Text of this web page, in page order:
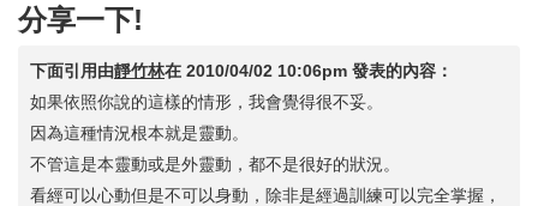
分享一下!
下面引用由靜竹林在 2010/04/02 10:06pm 發表的內容：
如果依照你說的這樣的情形，我會覺得很不妥。
因為這種情況根本就是靈動。
不管這是本靈動或是外靈動，都不是很好的狀況。
看經可以心動但是不可以身動，除非是經過訓練可以完全掌握，